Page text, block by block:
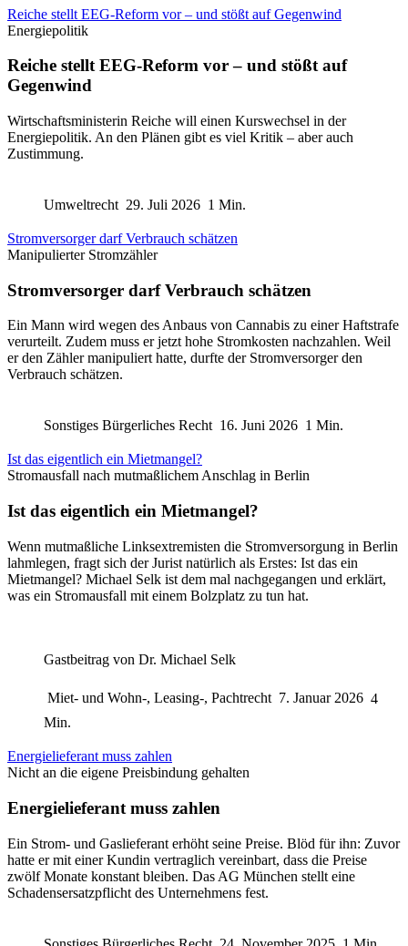
Reiche stellt EEG-Reform vor – und stößt auf Gegenwind
Energiepolitik
Reiche stellt EEG-Reform vor – und stößt auf
Gegenwind
Wirtschaftsministerin Reiche will einen Kurswechsel in der
Energiepolitik. An den Plänen gibt es viel Kritik – aber auch
Zustimmung.
Umweltrecht 29. Juli 2026 1 Min.
Stromversorger darf Verbrauch schätzen
Manipulierter Stromzähler
Stromversorger darf Verbrauch schätzen
Ein Mann wird wegen des Anbaus von Cannabis zu einer Haftstrafe
verurteilt. Zudem muss er jetzt hohe Stromkosten nachzahlen. Weil
er den Zähler manipuliert hatte, durfte der Stromversorger den
Verbrauch schätzen.
Sonstiges Bürgerliches Recht 16. Juni 2026 1 Min.
Ist das eigentlich ein Mietmangel?
Stromausfall nach mutmaßlichem Anschlag in Berlin
Ist das eigentlich ein Mietmangel?
Wenn mutmaßliche Linksextremisten die Stromversorgung in Berlin
lahmlegen, fragt sich der Jurist natürlich als Erstes: Ist das ein
Mietmangel? Michael Selk ist dem mal nachgegangen und erklärt,
was ein Stromausfall mit einem Bolzplatz zu tun hat.
Gastbeitrag von Dr. Michael Selk
Miet- und Wohn-, Leasing-, Pachtrecht 7. Januar 2026 4
Min.
Energielieferant muss zahlen
Nicht an die eigene Preisbindung gehalten
Energielieferant muss zahlen
Ein Strom- und Gaslieferant erhöht seine Preise. Blöd für ihn: Zuvor
hatte er mit einer Kundin vertraglich vereinbart, dass die Preise
zwölf Monate konstant bleiben. Das AG München stellt eine
Schadensersatzpflicht des Unternehmens fest.